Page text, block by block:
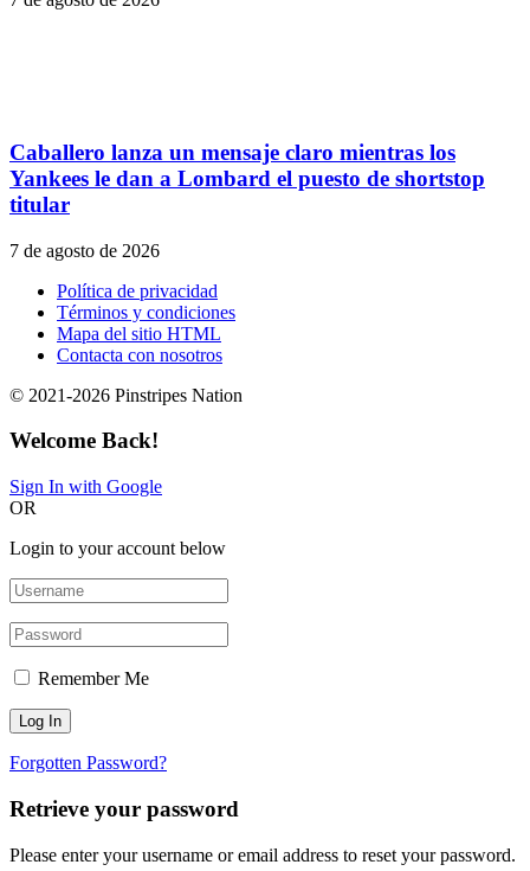
Caballero lanza un mensaje claro mientras los
Yankees le dan a Lombard el puesto de shortstop
titular
7 de agosto de 2026
Política de privacidad
Términos y condiciones
Mapa del sitio HTML
Contacta con nosotros
© 2021-2026 Pinstripes Nation
Welcome Back!
Sign In with Google
OR
Login to your account below
Remember Me
Forgotten Password?
Retrieve your password
Please enter your username or email address to reset your password.